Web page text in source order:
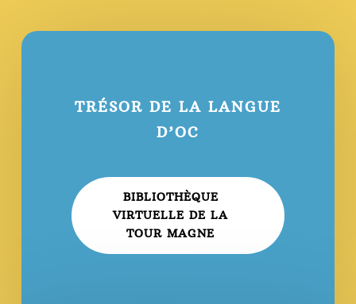
TRÉSOR DE LA LANGUE
D’OC
BIBLIOTHÈQUE
VIRTUELLE DE LA
TOUR MAGNE